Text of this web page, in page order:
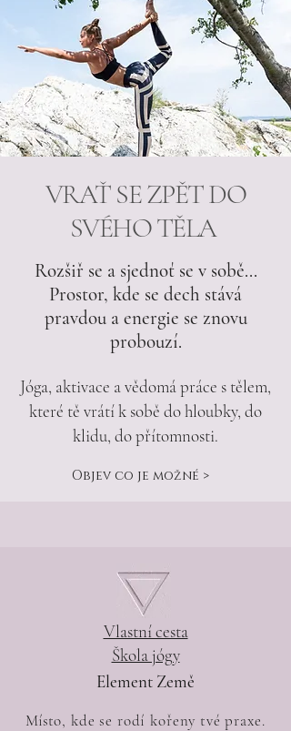
VRAŤ SE ZPĚT DO
SVÉHO TĚLA
Rozšiř se a sjednoť se v sobě...
Prostor, kde se dech stává
pravdou a energie se znovu
probouzí.
Jóga, aktivace a vědomá práce s tělem,
které tě vrátí k sobě do hloubky, do
klidu, do přítomnosti.
Objev co je možné >
Vlastní cesta
Škola jógy
Element Země
Místo, kde se rodí kořeny tvé praxe.